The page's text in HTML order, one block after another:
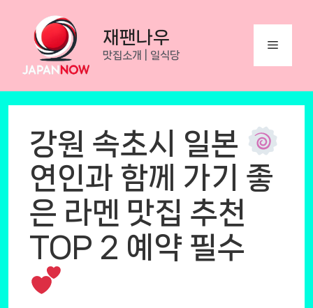
content
재팬나우
맛집소개 | 일식당
Menu
강원 속초시 일본
연인과 함께 가기 좋
은 라멘 맛집 추천
TOP 2 예약 필수